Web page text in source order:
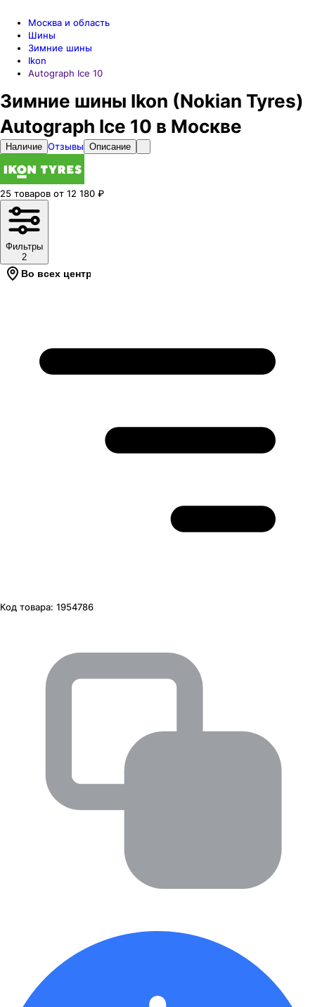
Москва и область
Шины
Зимние шины
Ikon
Autograph Ice 10
Зимние шины Ikon (Nokian Tyres)
Autograph Ice 10 в Москве
Наличие Отзывы Описание
25 товаров от 12 180 ₽
Фильтры
2
Во всех центрах
Код товара: 1954786